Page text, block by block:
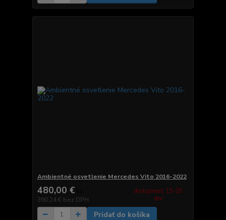
Ambientné osvetlenie Mercedes Vito 2016-2022
480,00 €
390,24 € bez DPH
dostupnosť: 15-25
dní
Pridať do košíka